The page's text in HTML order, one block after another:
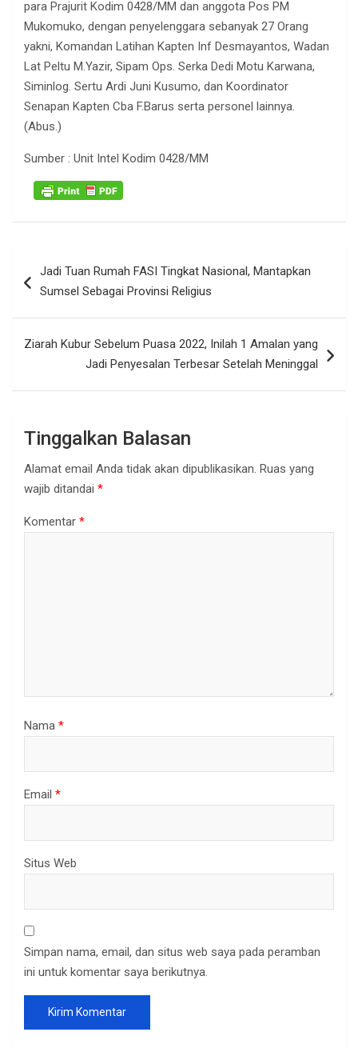
para Prajurit Kodim 0428/MM dan anggota Pos PM
Mukomuko, dengan penyelenggara sebanyak 27 Orang
yakni, Komandan Latihan Kapten Inf Desmayantos, Wadan
Lat Peltu M.Yazir, Sipam Ops. Serka Dedi Motu Karwana,
Siminlog. Sertu Ardi Juni Kusumo, dan Koordinator
Senapan Kapten Cba F.Barus serta personel lainnya.
(Abus.)
Sumber : Unit Intel Kodim 0428/MM
posJadi Tuan Rumah FASI Tingkat Nasional, Mantapkan
Sumsel Sebagai Provinsi Religius
Ziarah Kubur Sebelum Puasa 2022, Inilah 1 Amalan yang
Jadi Penyesalan Terbesar Setelah Meninggal
Tinggalkan Balasan
Alamat email Anda tidak akan dipublikasikan. Ruas yang
wajib ditandai *
Komentar *
Nama *
Email *
Situs Web
Simpan nama, email, dan situs web saya pada peramban
ini untuk komentar saya berikutnya.